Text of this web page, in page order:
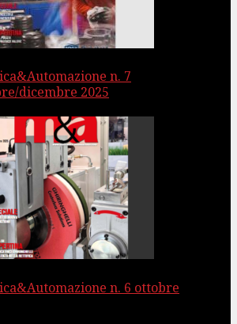
n. 7
dicembre 2025
n. 6 ottobre